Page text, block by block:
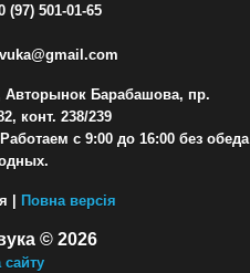
(97) 501-01-65
Авторынок Барабашова, пр.
конт. 238/239
с 9:00 до 16:00 без обеда
| Повна версія
© 2026
сайту